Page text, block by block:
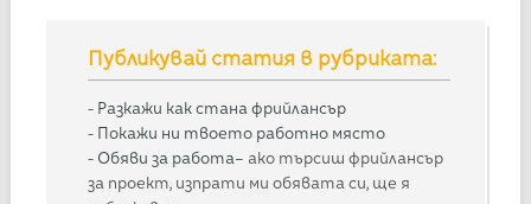
Публикувай статия в рубриката:
- Разкажи как стана фрийлансър
- Покажи ни твоето работно място
- Обяви за работа– ако търсиш фрийлансър
за проект, изпрати ми обявата си, ще я